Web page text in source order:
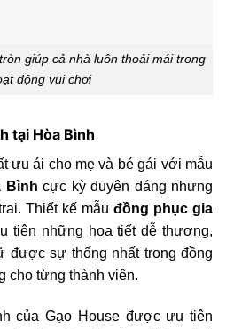
giúp cả nhà luôn thoải mái trong
động vui chơi
tại Hòa Bình
ưu ái cho mẹ và bé gái với mẫu
Bình cực kỳ duyên dáng nhưng
Thiết kế mẫu đồng phục gia
tiên những họa tiết dễ thương,
được sự thống nhất trong đồng
cho từng thành viên.
của Gạo House được ưu tiên